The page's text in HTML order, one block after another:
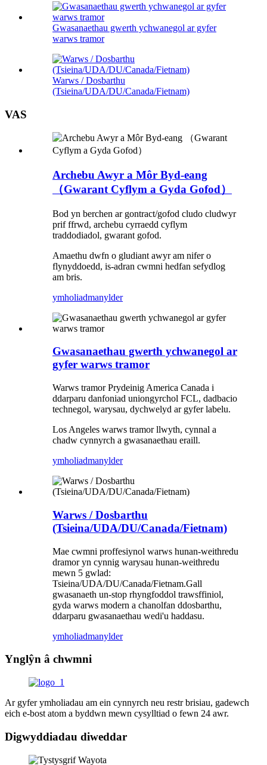
Gwasanaethau gwerth ychwanegol ar gyfer
warws tramor
Warws / Dosbarthu
(Tsieina/UDA/DU/Canada/Fietnam)
VAS
Archebu Awyr a Môr Byd-eang
（Gwarant Cyflym a Gyda Gofod）
Bod yn berchen ar gontract/gofod cludo cludwyr
prif ffrwd, archebu cyrraedd cyflym
traddodiadol, gwarant gofod.
Amaethu dwfn o gludiant awyr am nifer o
flynyddoedd, is-adran cwmni hedfan sefydlog
am bris.
ymholiadmanylder
Gwasanaethau gwerth ychwanegol ar
gyfer warws tramor
Warws tramor Prydeinig America Canada i
ddarparu danfoniad uniongyrchol FCL, dadbacio
technegol, warysau, dychwelyd ar gyfer labelu.
Los Angeles warws tramor llwyth, cynnal a
chadw cynnyrch a gwasanaethau eraill.
ymholiadmanylder
Warws / Dosbarthu
(Tsieina/UDA/DU/Canada/Fietnam)
Mae cwmni proffesiynol warws hunan-weithredu
dramor yn cynnig warysau hunan-weithredu
mewn 5 gwlad:
Tsieina/UDA/DU/Canada/Fietnam.Gall
gwasanaeth un-stop rhyngfoddol trawsffiniol,
gyda warws modern a chanolfan ddosbarthu,
ddarparu gwasanaethau wedi'u haddasu.
ymholiadmanylder
Ynglŷn â chwmni
Ar gyfer ymholiadau am ein cynnyrch neu restr brisiau, gadewch
eich e-bost atom a byddwn mewn cysylltiad o fewn 24 awr.
Digwyddiadau diweddar